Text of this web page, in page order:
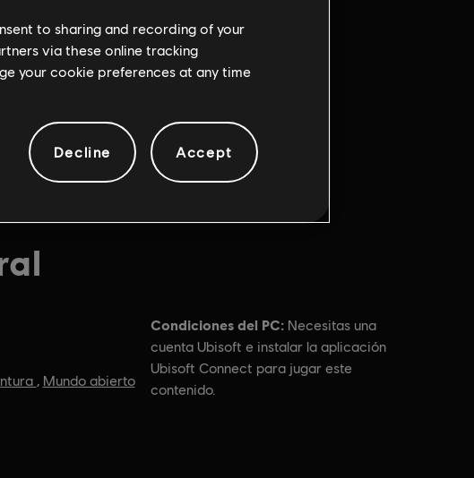
, Mundo abierto
Condiciones del PC: Necesitas una
cuenta Ubisoft e instalar la aplicación
Ubisoft Connect para jugar este
contenido.
to sharing and recording of your
via these online tracking
your cookie preferences at any time
Decline Accept